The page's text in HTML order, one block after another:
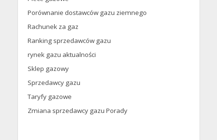
Porównanie dostawców gazu ziemnego
Rachunek za gaz
Ranking sprzedawców gazu
rynek gazu aktualności
Sklep gazowy
Sprzedawcy gazu
Taryfy gazowe
Zmiana sprzedawcy gazu Porady